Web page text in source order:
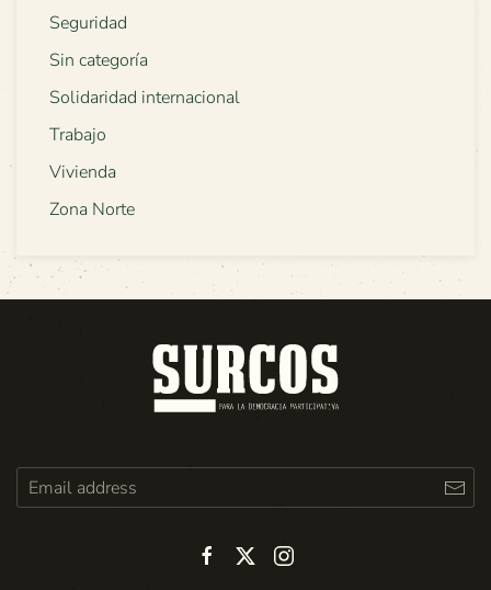
Seguridad
Sin categoría
Solidaridad internacional
Trabajo
Vivienda
Zona Norte